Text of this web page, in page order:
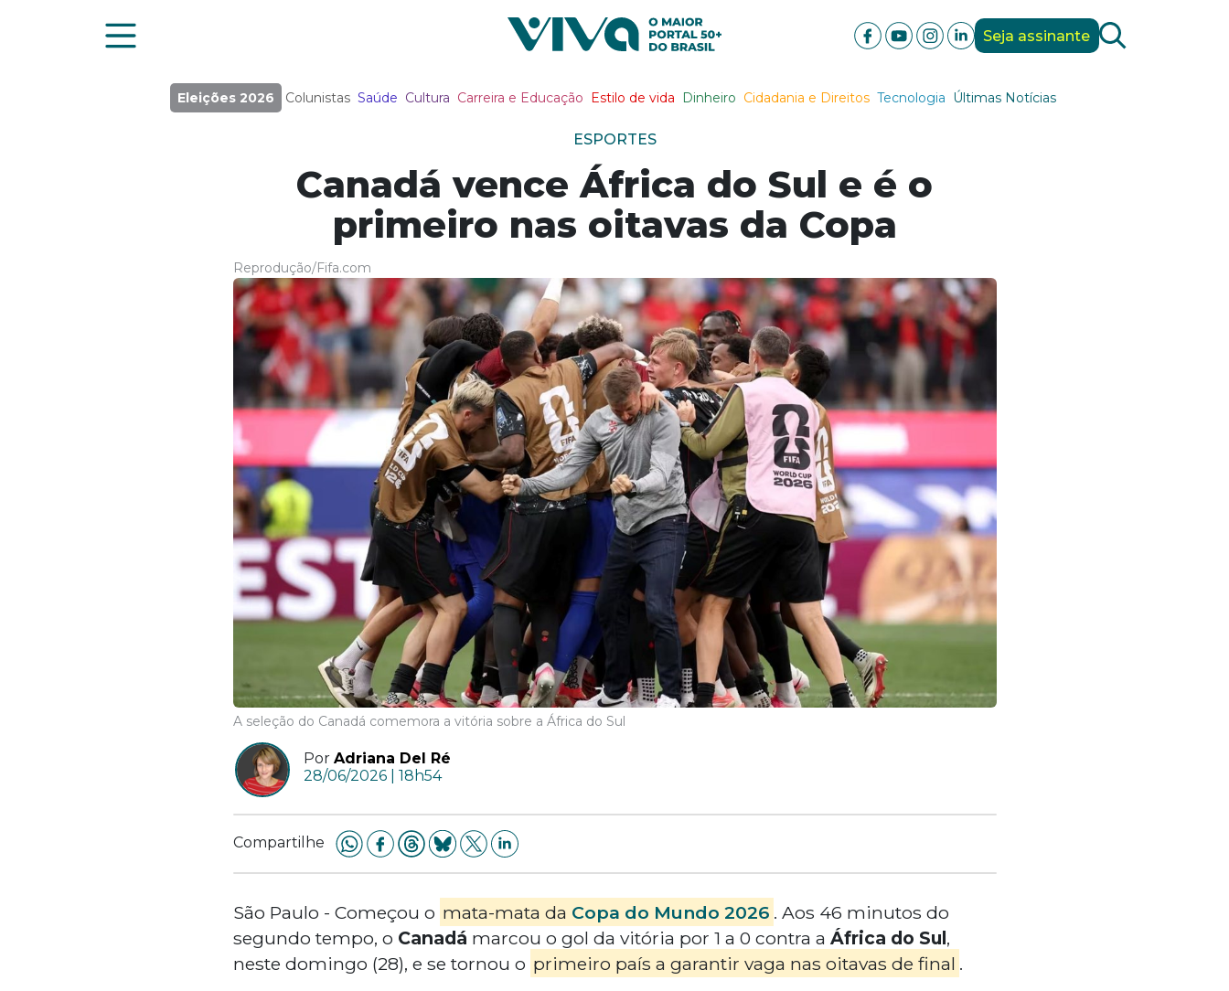
Seja assinante
Eleições 2026 Colunistas Saúde Cultura Carreira e Educação Estilo de vida Dinheiro Cidadania e Direitos Tecnologia Últimas Notícias
ESPORTES
Canadá vence África do Sul e é o
primeiro nas oitavas da Copa
Reprodução/Fifa.com
A seleção do Canadá comemora a vitória sobre a África do Sul
Por Adriana Del Ré
28/06/2026 | 18h54
Compartilhe
São Paulo - Começou o mata-mata da Copa do Mundo 2026 . Aos 46 minutos do
segundo tempo, o Canadá marcou o gol da vitória por 1 a 0 contra a África do Sul,
neste domingo (28), e se tornou o primeiro país a garantir vaga nas oitavas de final .